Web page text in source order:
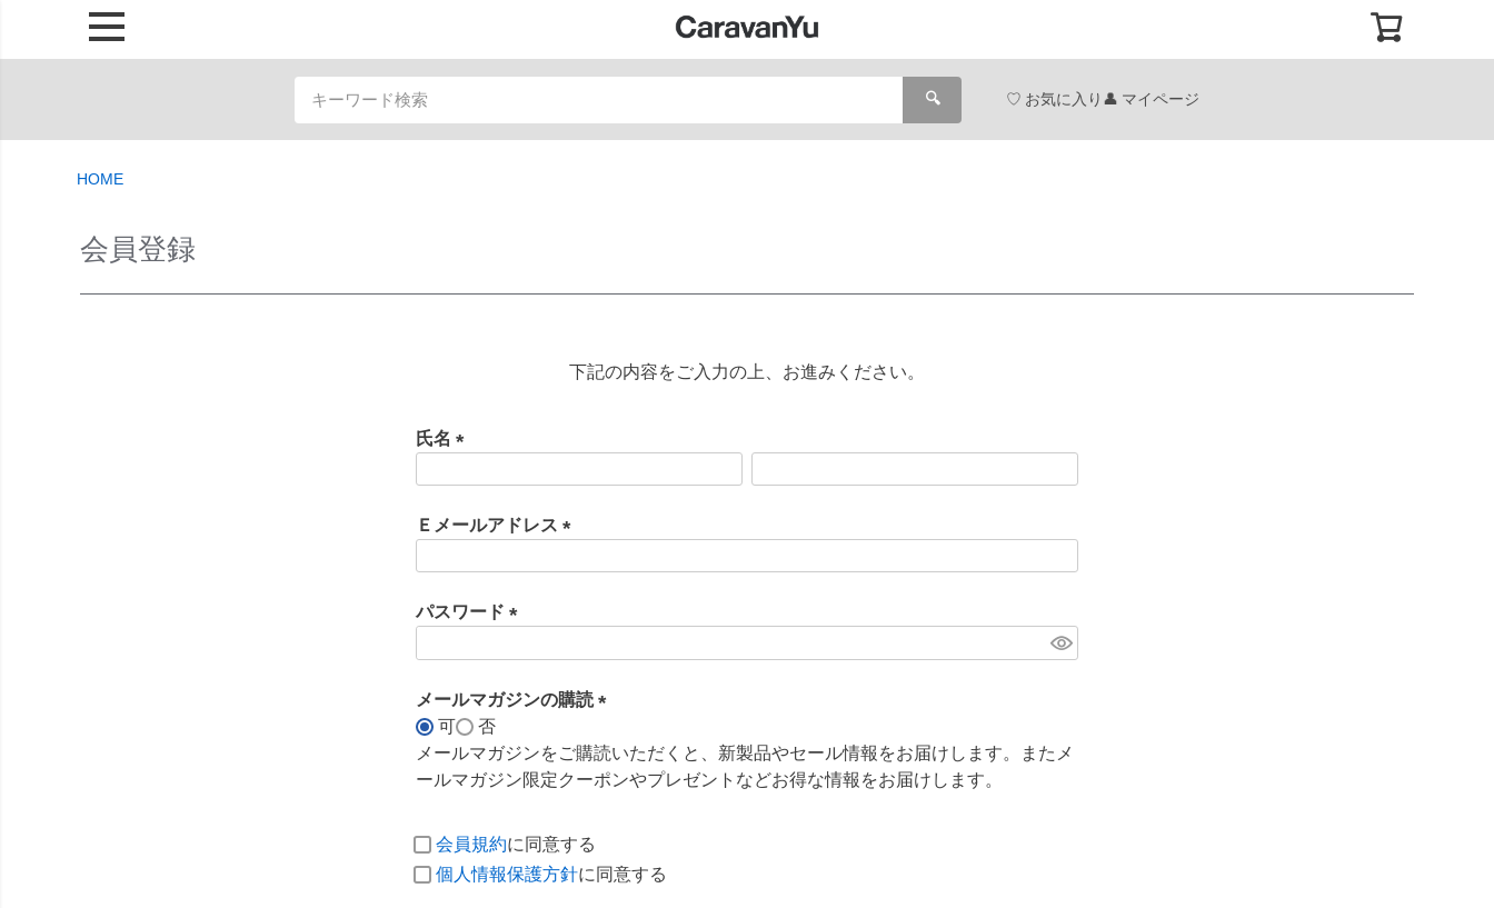
🔍 お気に入り マイページ
HOME
会員登録
下記の内容をご入力の上、お進みください。
氏名
須
Ｅメールアドレス
パスワード
須
メールマガジンの購読
必
須
可
否
メールマガジンをご購読いただくと、新製品やセール情報をお届けします。またメ
ールマガジン限定クーポンやプレゼントなどお得な情報をお届けします。
会員規約に同意する
個人情報保護方針に同意する